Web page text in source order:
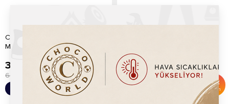
Chocoworld Tutti Furitti
Marshmallow 1kg
%
İndirim
399.20 TL
600.00
Sepete Ekle
%33
İndirim
399.20TL
600.00TL